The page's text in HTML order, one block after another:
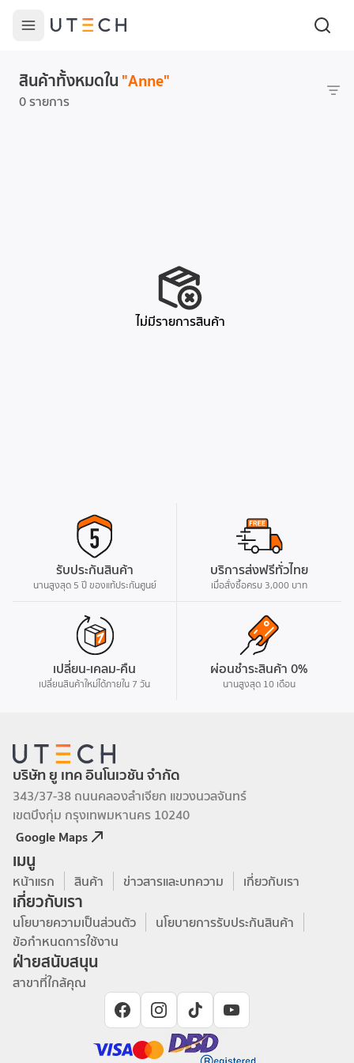
สินค้าทั้งหมดใน"Anne"
0 รายการ
ไม่มีรายการสินค้า
รับประกันสินค้า
นานสูงสุด 5 ปี ของแท้ประกันศูนย์
บริการส่งฟรีทั่วไทย
เมื่อสั่งซื้อครบ 3,000 บาท
เปลี่ยน-เคลม-คืน
เปลี่ยนสินค้าใหม่ได้ภายใน 7 วัน
ผ่อนชำระสินค้า 0%
นานสูงสุด 10 เดือน
บริษัท ยู เทค อินโนเวชัน จำกัด
343/37-38 ถนนคลองลำเจียก แขวงนวลจันทร์
เขตบึงกุ่ม กรุงเทพมหานคร 10240
Google Maps
เมนู
หน้าแรก สินค้า ข่าวสารและบทความ เกี่ยวกับเรา
เกี่ยวกับเรา
นโยบายความเป็นส่วนตัว
นโยบายการรับประกันสินค้า
ข้อกำหนดการใช้งาน
ฝ่ายสนับสนุน
สาขาที่ใกล้คุณ